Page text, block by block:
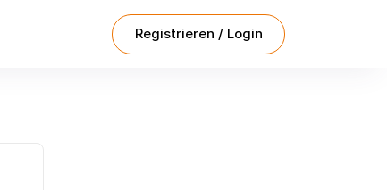
Registrieren / Login